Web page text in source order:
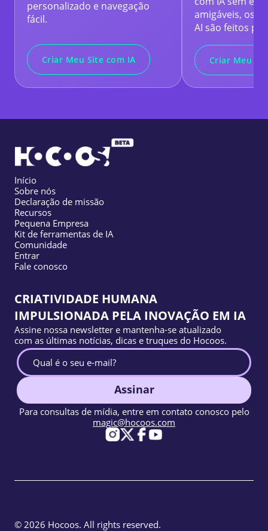
personalizado e navegação
fácil.
Criar Meu Site com IA
amigáveis, os
AI são feitos
Criar Meu
Início
Sobre nós
Declaração de missão
Recursos
Pequena Empresa
Kit de ferramentas de IA
Comunidade
Entrar
Fale conosco
CRIATIVIDADE HUMANA
IMPULSIONADA PELA INOVAÇÃO EM IA
Assine nossa newsletter e mantenha-se atualizado
com as últimas notícias, dicas e truques do Hocoos.
Assinar
Para consultas de mídia, entre em contato conosco pelo
magic@hocoos.com
© 2026 Hocoos. All rights reserved.